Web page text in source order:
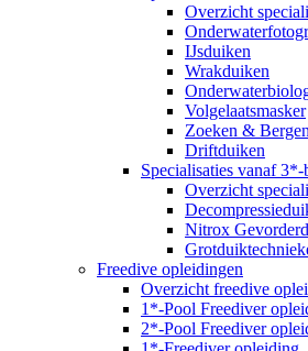
Overzicht
IJsduiken
Wrakduiken
Volgelaatsmasker
Zoeken & Bergen
Driftduiken
Specialisaties vanaf 3*-
Overzicht
Nitrox Gevorderd
Freedive opleidingen
Overzicht freedive
1*-Pool Freediver
2*-Pool Freediver